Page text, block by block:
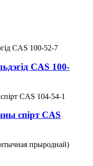
CAS 100-
спірт CAS